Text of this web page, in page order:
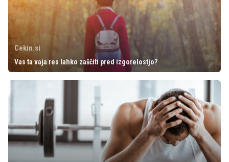
Cekin.si
Vas ta vaja res lahko zaščiti pred izgorelostjo?